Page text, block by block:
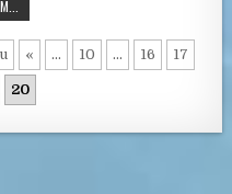
« ... 10 ... 16 17
20